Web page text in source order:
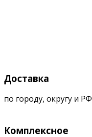
Доставка
по городу, округу и РФ
Комплексное